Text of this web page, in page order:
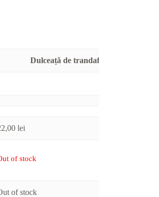
Dulceață de trandafiri
lei
of stock
of stock